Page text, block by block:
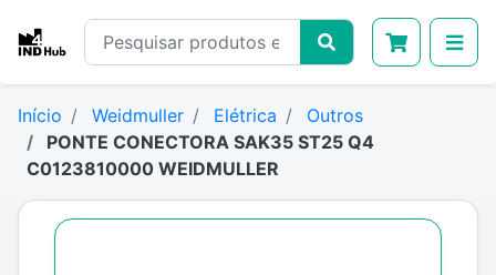
Início Weidmuller Elétrica
Outros
PONTE CONECTORA SAK35 ST25 Q4
C0123810000 WEIDMULLER